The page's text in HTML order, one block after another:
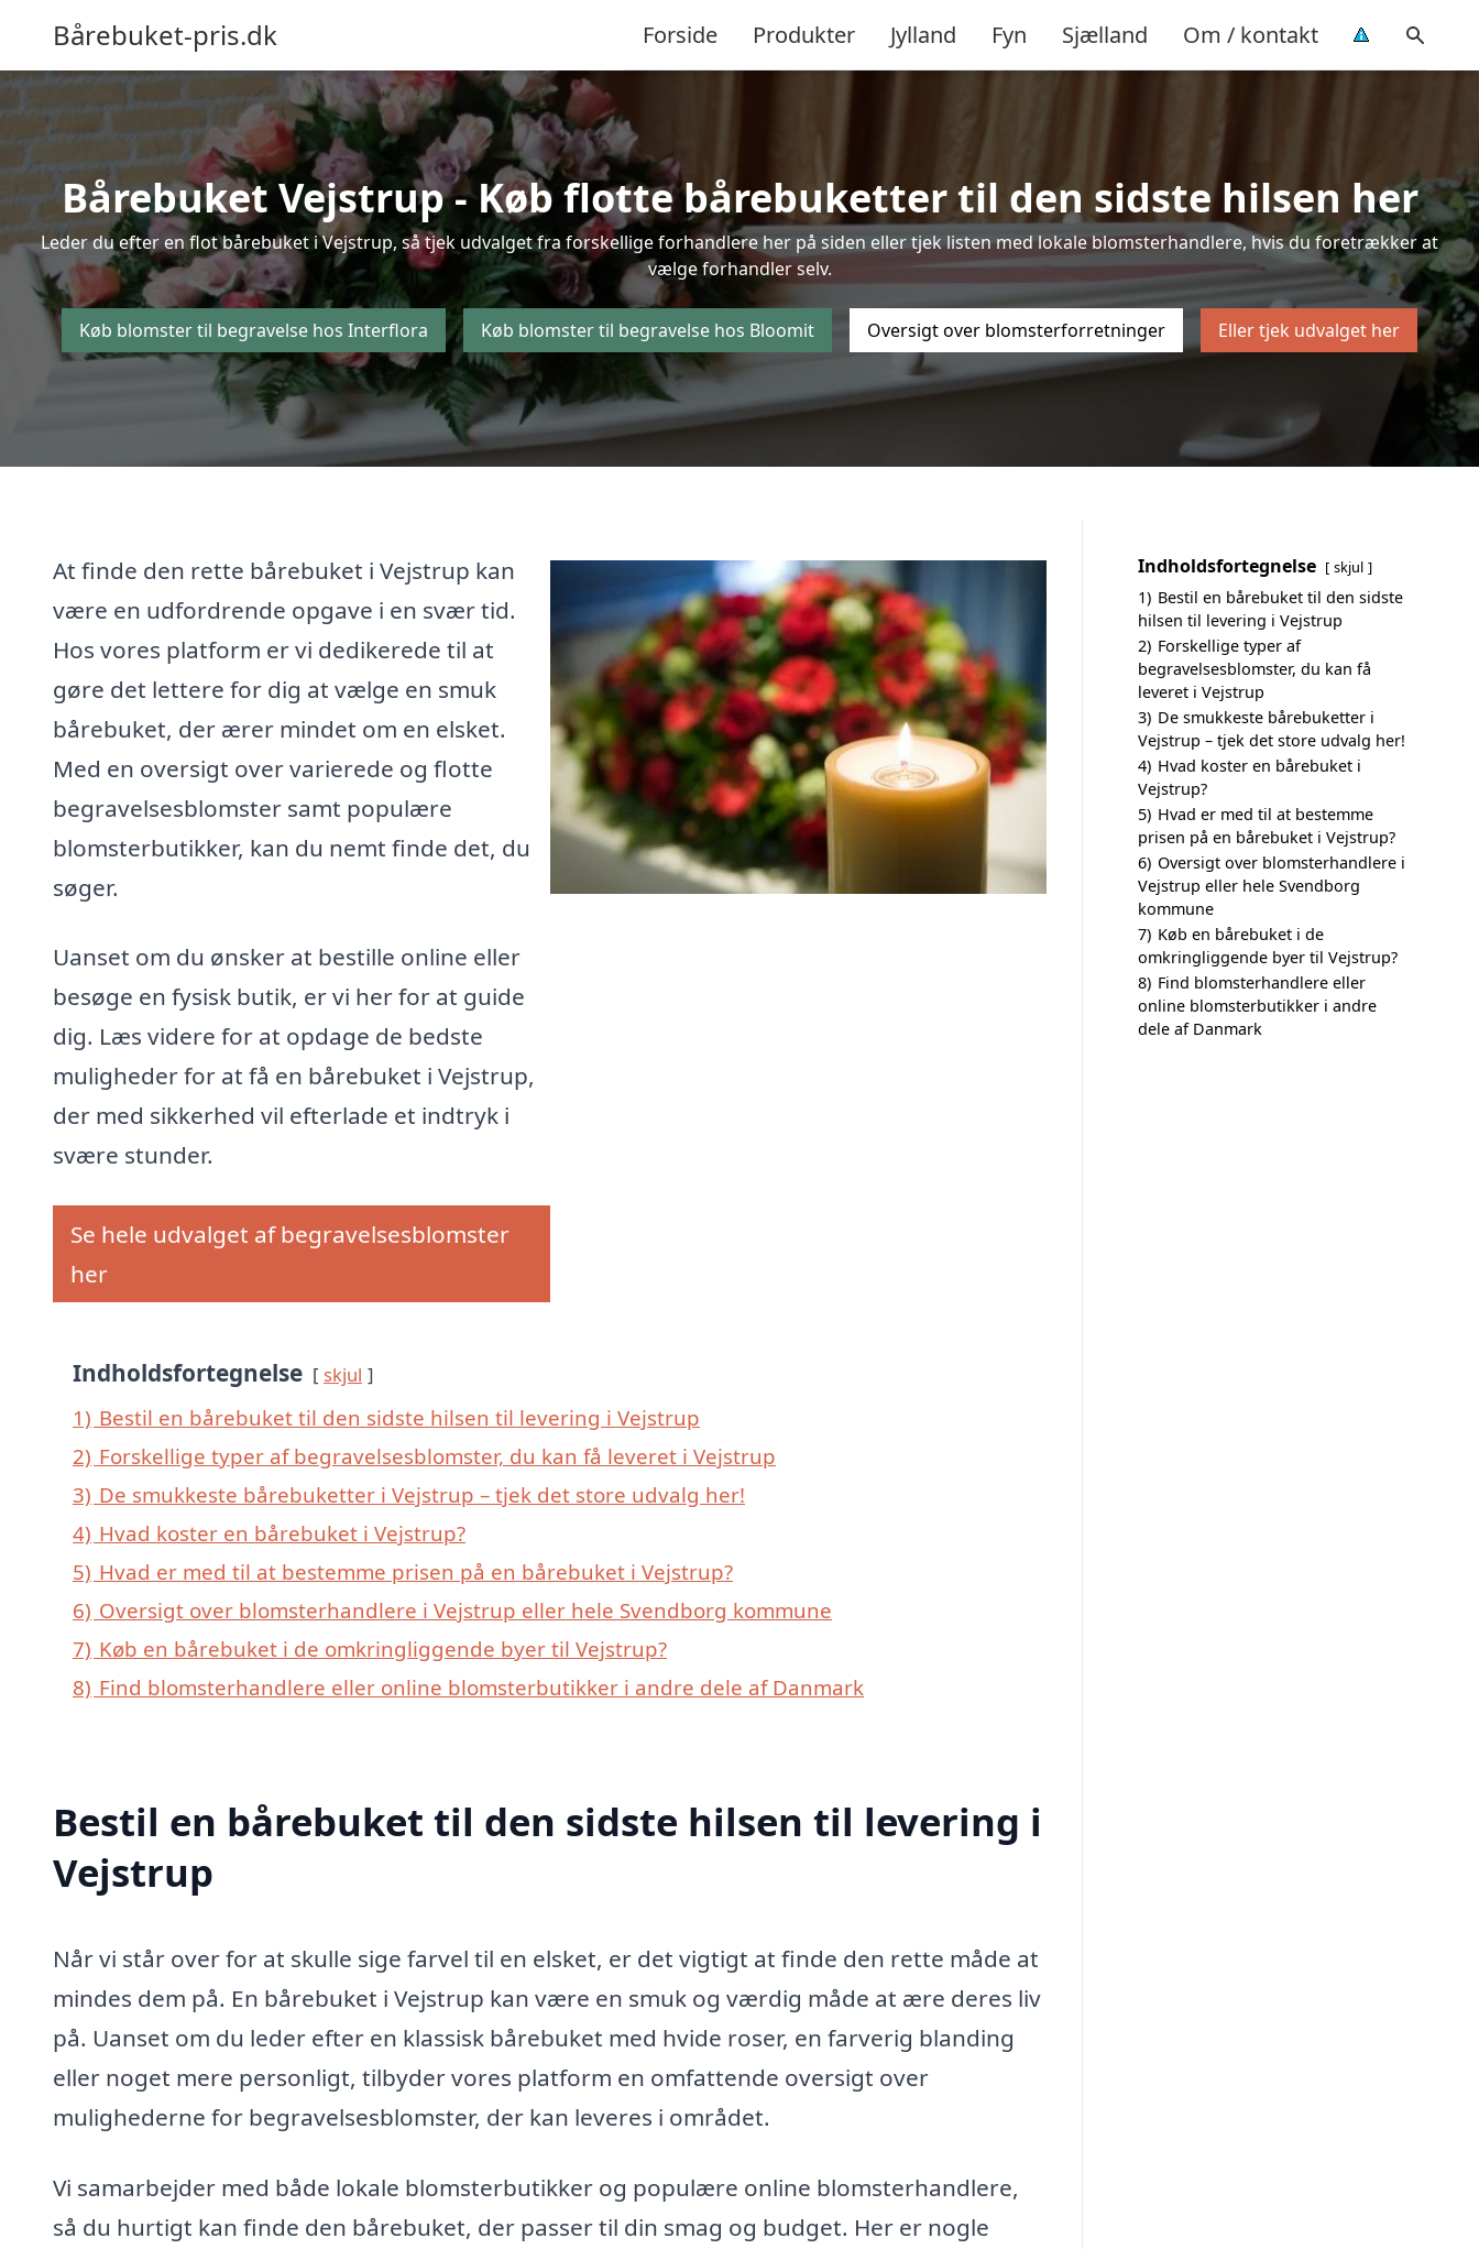
Bårebuket-pris.dk Forside Produkter Jylland Fyn Sjælland Om / kontakt
Bårebuket Vejstrup - Køb flotte bårebuketter til den sidste hilsen her
Leder du efter en flot bårebuket i Vejstrup, så tjek udvalget fra forskellige forhandlere her på siden eller tjek listen med lokale blomsterhandlere, hvis du foretrækker at
vælge forhandler selv.
Køb blomster til begravelse hos Interflora Køb blomster til begravelse hos Bloomit Oversigt over blomsterforretninger Eller tjek udvalget her
At finde den rette bårebuket i Vejstrup kan
være en udfordrende opgave i en svær tid.
Hos vores platform er vi dedikerede til at
gøre det lettere for dig at vælge en smuk
bårebuket, der ærer mindet om en elsket.
Med en oversigt over varierede og flotte
begravelsesblomster samt populære
blomsterbutikker, kan du nemt finde det, du
søger.
Uanset om du ønsker at bestille online eller
besøge en fysisk butik, er vi her for at guide
dig. Læs videre for at opdage de bedste
muligheder for at få en bårebuket i Vejstrup,
der med sikkerhed vil efterlade et indtryk i
svære stunder.
Se hele udvalget af begravelsesblomster
her
Indholdsfortegnelse skjul
1) Bestil en bårebuket til den sidste hilsen til levering i Vejstrup
2) Forskellige typer af begravelsesblomster, du kan få leveret i Vejstrup
3) De smukkeste bårebuketter i Vejstrup – tjek det store udvalg her!
4) Hvad koster en bårebuket i Vejstrup?
5) Hvad er med til at bestemme prisen på en bårebuket i Vejstrup?
6) Oversigt over blomsterhandlere i Vejstrup eller hele Svendborg kommune
7) Køb en bårebuket i de omkringliggende byer til Vejstrup?
8) Find blomsterhandlere eller online blomsterbutikker i andre dele af Danmark
Bestil en bårebuket til den sidste hilsen til levering i
Vejstrup
Når vi står over for at skulle sige farvel til en elsket, er det vigtigt at finde den rette måde at
mindes dem på. En bårebuket i Vejstrup kan være en smuk og værdig måde at ære deres liv
på. Uanset om du leder efter en klassisk bårebuket med hvide roser, en farverig blanding
eller noget mere personligt, tilbyder vores platform en omfattende oversigt over
mulighederne for begravelsesblomster, der kan leveres i området.
Vi samarbejder med både lokale blomsterbutikker og populære online blomsterhandlere,
så du hurtigt kan finde den bårebuket, der passer til din smag og budget. Her er nogle
Indholdsfortegnelse skjul
1) Bestil en bårebuket til den sidste
hilsen til levering i Vejstrup
2) Forskellige typer af
begravelsesblomster, du kan få
leveret i Vejstrup
3) De smukkeste bårebuketter i
Vejstrup – tjek det store udvalg her!
4) Hvad koster en bårebuket i
Vejstrup?
5) Hvad er med til at bestemme
prisen på en bårebuket i Vejstrup?
6) Oversigt over blomsterhandlere i
Vejstrup eller hele Svendborg
kommune
7) Køb en bårebuket i de
omkringliggende byer til Vejstrup?
8) Find blomsterhandlere eller
online blomsterbutikker i andre
dele af Danmark